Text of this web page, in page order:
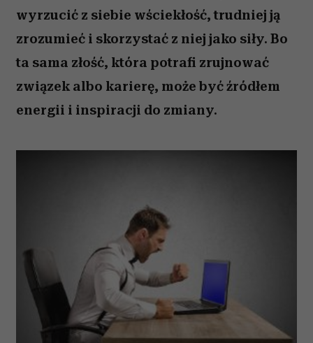
wyrzucić z siebie wściekłość, trudniej ją
zrozumieć i skorzystać z niej jako siły. Bo
ta sama złość, która potrafi zrujnować
związek albo karierę, może być źródłem
energii i inspiracji do zmiany.